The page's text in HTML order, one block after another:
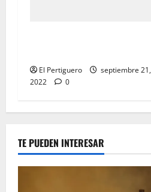
El Pertiguero
septiembre 21,
2022
0
TE PUEDEN INTERESAR